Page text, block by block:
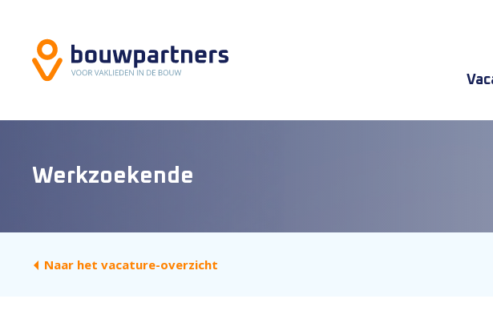
Werkzoekende
Naar het vacature-overzicht